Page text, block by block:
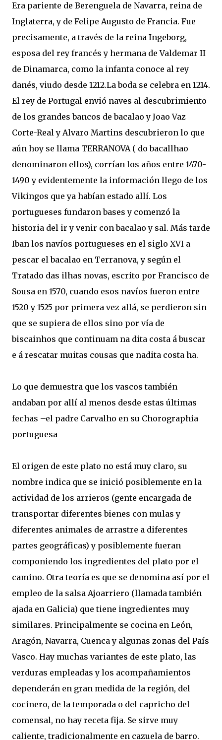
Era pariente de Berenguela de Navarra, reina de
Inglaterra, y de Felipe Augusto de Francia. Fue
precisamente, a través de la reina Ingeborg,
esposa del rey francés y hermana de Valdemar II
de Dinamarca, como la infanta conoce al rey
danés, viudo desde 1212.La boda se celebra en 1214.
El rey de Portugal envió naves al descubrimiento
de los grandes bancos de bacalao y Joao Vaz
Corte-Real y Alvaro Martins descubrieron lo que
aún hoy se llama TERRANOVA ( do bacallhao
denominaron ellos), corrían los años entre 1470-
1490 y evidentemente la información llego de los
Vikingos que ya habían estado allí. Los
portugueses fundaron bases y comenzó la
historia del ir y venir con bacalao y sal. Más tarde
Iban los navíos portugueses en el siglo XVI a
pescar el bacalao en Terranova, y según el
Tratado das ilhas novas, escrito por Francisco de
Sousa en 1570, cuando esos navíos fueron entre
1520 y 1525 por primera vez allá, se perdieron sin
que se supiera de ellos sino por vía de
biscainhos que continuam na dita costa á buscar
e á rescatar muitas cousas que nadita costa ha.
Lo que demuestra que los vascos también
andaban por allí al menos desde estas últimas
fechas –el padre Carvalho en su Chorographia
portuguesa
El origen de este plato no está muy claro, su
nombre indica que se inició posiblemente en la
actividad de los arrieros (gente encargada de
transportar diferentes bienes con mulas y
diferentes animales de arrastre a diferentes
partes geográficas) y posiblemente fueran
componiendo los ingredientes del plato por el
camino. Otra teoría es que se denomina así por el
empleo de la salsa Ajoarriero (llamada también
ajada en Galicia) que tiene ingredientes muy
similares. Principalmente se cocina en León,
Aragón, Navarra, Cuenca y algunas zonas del País
Vasco. Hay muchas variantes de este plato, las
verduras empleadas y los acompañamientos
dependerán en gran medida de la región, del
cocinero, de la temporada o del capricho del
comensal, no hay receta fija. Se sirve muy
caliente, tradicionalmente en cazuela de barro.